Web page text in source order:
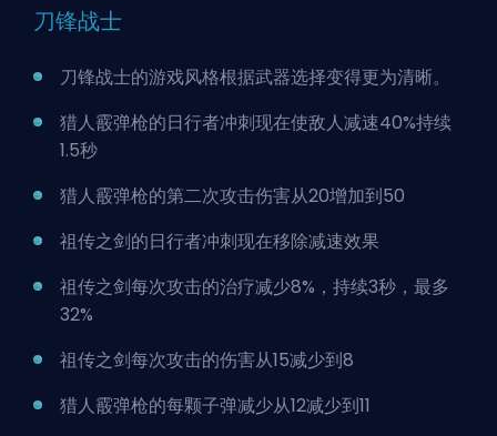
刀锋战士
刀锋战士的游戏风格根据武器选择变得更为清晰。
猎人霰弹枪的日行者冲刺现在使敌人减速40%持续
1.5秒
猎人霰弹枪的第二次攻击伤害从20增加到50
祖传之剑的日行者冲刺现在移除减速效果
祖传之剑每次攻击的治疗减少8%，持续3秒，最多
32%
祖传之剑每次攻击的伤害从15减少到8
猎人霰弹枪的每颗子弹减少从12减少到11